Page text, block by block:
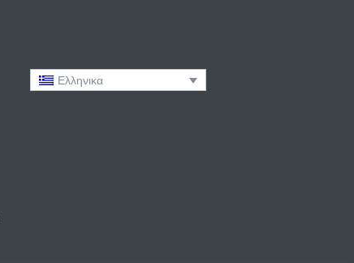
Ελληνικα